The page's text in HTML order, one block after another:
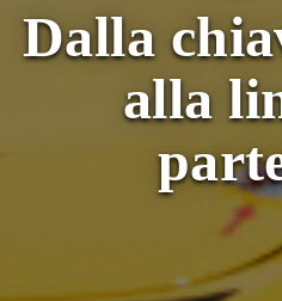
Dalla
alla